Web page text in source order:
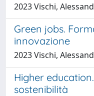
2023 Vischi,
Green jobs.
innovazione
2023 Vischi,
Higher
sostenibilità